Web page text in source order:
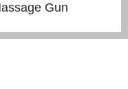
Gun